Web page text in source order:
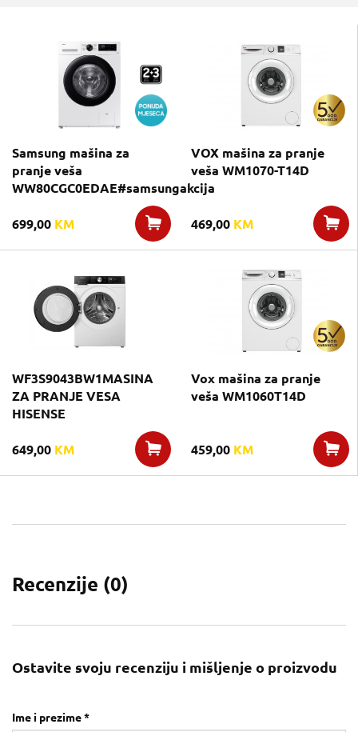
Samsung mašina za
pranje veša
WW80CGC0EDAE#samsungakcija
699,00 KM
VOX mašina za pranje
veša WM1070-T14D
469,00 KM
WF3S9043BW1MASINA
ZA PRANJE VESA
HISENSE
649,00 KM
Vox mašina za pranje
veša WM1060T14D
459,00 KM
Recenzije (0)
Ostavite svoju recenziju i mišljenje o proizvodu
Ime i prezime *